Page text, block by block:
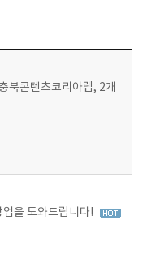
북콘텐츠코리아랩, 2개
을 도와드립니다!